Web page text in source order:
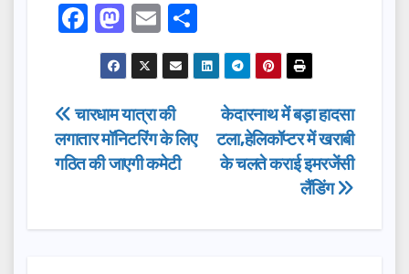
F
a
c
e
b
o
k
M
a
st
o
d
o
E
m
ail
h
ar
Post
navigation
केदारनाथ में बड़ा हादसा
टला,हेलिकॉप्टर में खराबी
के चलते कराई इमरजेंसी
लैंडिंग
चारधाम यात्रा की
लगातार मॉनिटरिंग के लिए
गठित की जाएगी कमेटी